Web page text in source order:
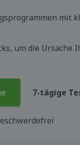
mit
um die Ursache
7-tägige